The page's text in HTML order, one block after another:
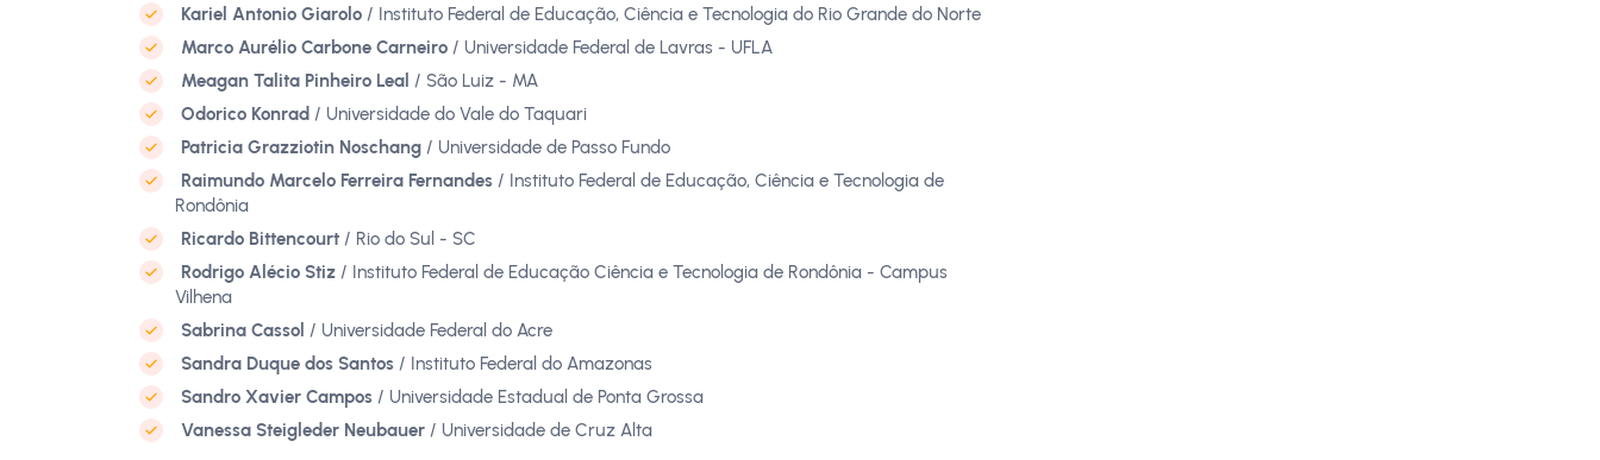
Kariel Antonio Giarolo / Instituto Federal de Educação, Ciência e Tecnologia do Rio Grande do Norte
Marco Aurélio Carbone Carneiro / Universidade Federal de Lavras - UFLA
Meagan Talita Pinheiro Leal / São Luiz - MA
Odorico Konrad / Universidade do Vale do Taquari
Patricia Grazziotin Noschang / Universidade de Passo Fundo
Raimundo Marcelo Ferreira Fernandes / Instituto Federal de Educação, Ciência e Tecnologia de
Rondônia
Ricardo Bittencourt / Rio do Sul - SC
Rodrigo Alécio Stiz / Instituto Federal de Educação Ciência e Tecnologia de Rondônia - Campus
Vilhena
Sabrina Cassol / Universidade Federal do Acre
Sandra Duque dos Santos / Instituto Federal do Amazonas
Sandro Xavier Campos / Universidade Estadual de Ponta Grossa
Vanessa Steigleder Neubauer / Universidade de Cruz Alta